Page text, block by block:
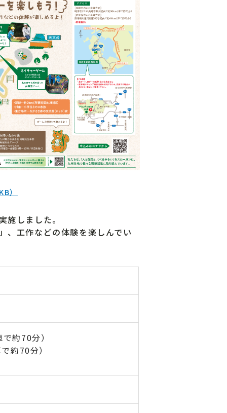
）
しました。
、工作などの体験を楽しんでい
約70分）
約70分）